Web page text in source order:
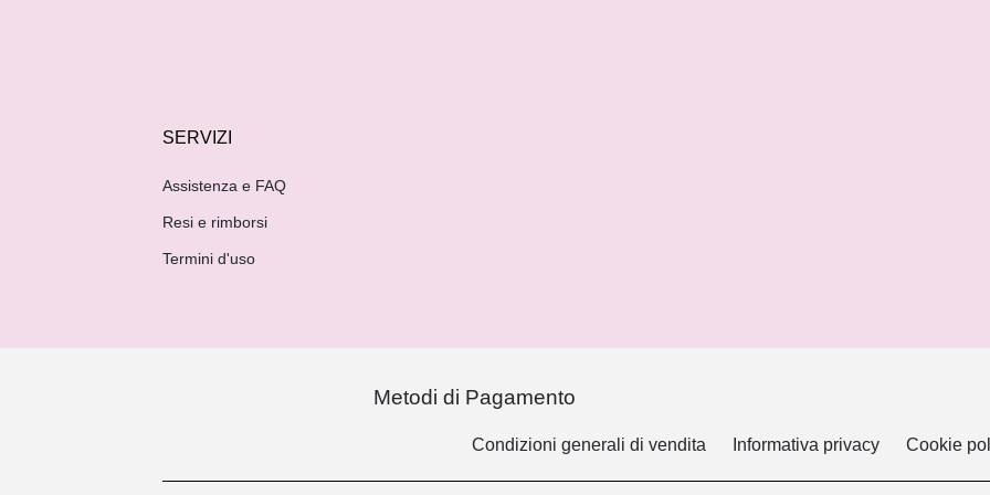
SERVIZI
Assistenza e FAQ
Resi e rimborsi
Termini d'uso
Metodi di Pagamento
Condizioni generali di vendita Informativa privacy Cookie